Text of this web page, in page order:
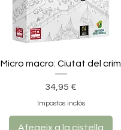
Micro macro: Ciutat del crim
Preu
34,95 €
Impostos inclòs
Afegeix a la cistella